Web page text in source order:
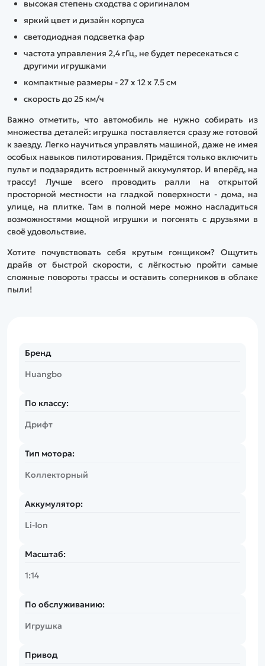
высокая степень сходства с оригиналом
яркий цвет и дизайн корпуса
светодиодная подсветка фар
частота управления 2,4 гГц, не будет пересекаться с
другими игрушками
компактные размеры - 27 х 12 х 7.5 см
скорость до 25 км/ч
Важно отметить, что автомобиль не нужно собирать из
множества деталей: игрушка поставляется сразу же готовой
к заезду. Легко научиться управлять машиной, даже не имея
особых навыков пилотирования. Придётся только включить
пульт и подзарядить встроенный аккумулятор. И вперёд, на
трассу! Лучше всего проводить ралли на открытой
просторной местности на гладкой поверхности - дома, на
улице, на плитке. Там в полной мере можно насладиться
возможностями мощной игрушки и погонять с друзьями в
своё удовольствие.
Хотите почувствовать себя крутым гонщиком? Ощутить
драйв от быстрой скорости, с лёгкостью пройти самые
сложные повороты трассы и оставить соперников в облаке
пыли!
Бренд
Huangbo
По классу:
Дрифт
Тип мотора:
Коллекторный
Аккумулятор:
Li-Ion
Масштаб:
1:14
По обслуживанию:
Игрушка
Привод